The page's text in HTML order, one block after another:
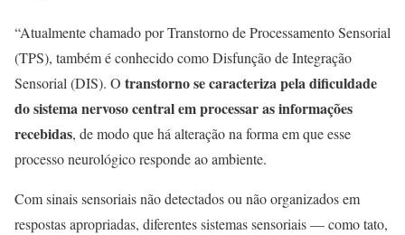
“Atualmente chamado por Transtorno de Processamento Sensorial
(TPS), também é conhecido como Disfunção de Integração
Sensorial (DIS). O transtorno se caracteriza pela dificuldade
do sistema nervoso central em processar as informações
recebidas, de modo que há alteração na forma em que esse
processo neurológico responde ao ambiente.
Com sinais sensoriais não detectados ou não organizados em
respostas apropriadas, diferentes sistemas sensoriais — como tato,